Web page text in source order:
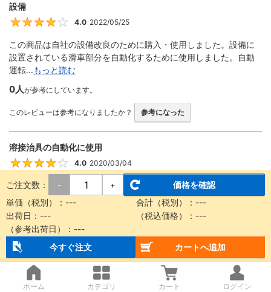
設備
4
4.0 2022/05/25
この商品は自社の設備改良のために購入・使用しました。設備に
設置されている滑車部分を自動化するために使用しました。自動
運転...もっと読む
0人が参考にしています。
このレビューは参考になりましたか？ 参考になった
溶接治具の自動化に使用
4
4.0 2020/03/04
回転する機構をエアーで動かす際に使用しました。 ストロークが
豊富、形状が細くて設計に組み込みやすい、取り付け金具が便利
な...もっと読む
0人が参考にしています。
このレビューは参考になりましたか？ 参考になった
装置
ご注文数： - +
価格を確認
単価（税別）： --- 合計（税別）： ---
出荷日： --- （税込価格）： ---
（参考出荷日）： ---
今すぐ注文
カートへ追加
ホーム カテゴリ カート ログイン